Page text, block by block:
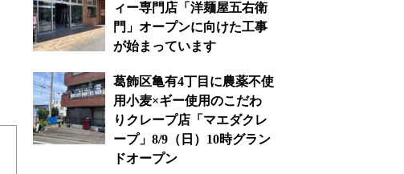
ィー専門店「洋麺屋五右衛
門」オープンに向けた工事
が始まっています
葛飾区亀有4丁目に農薬不使
用小麦×ギー使用のこだわ
りクレープ店「マエダクレ
ープ」8/9（日）10時グラン
ドオープン